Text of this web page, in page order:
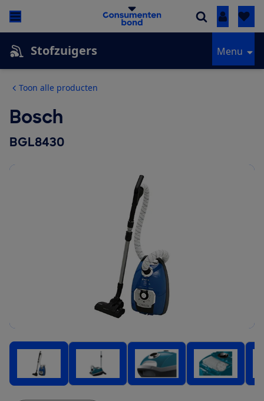
Inloggen
Stofzuigers Menu
Toon alle producten
Bosch
BGL8430